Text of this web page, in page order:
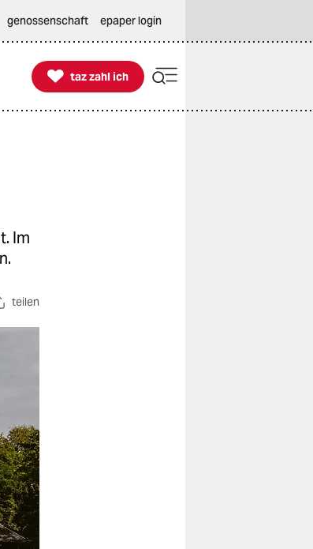
genossenschaft epaper login

taz zahl ich
taz zahl ich
Im
teilen